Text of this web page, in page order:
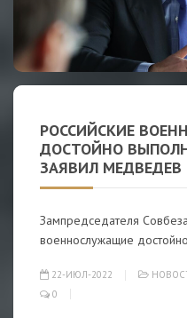
РОССИЙСКИЕ
ДОСТОЙНО
ЗАЯВИЛ МЕДВЕДЕВ
Зампредседателя
военнослужащие
22-ИЮЛ-2022
0